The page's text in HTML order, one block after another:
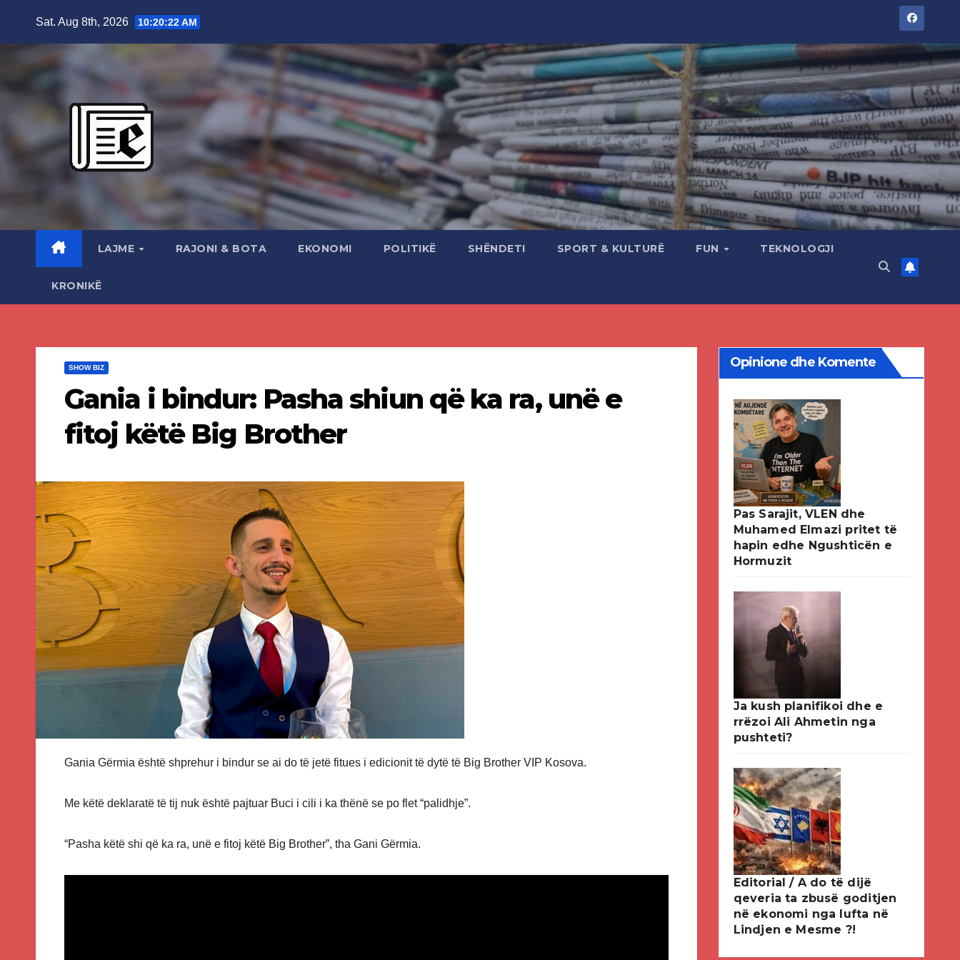
Sat. Aug 8th, 2026 10:20:24 AM
LAJME RAJONI & BOTA EKONOMI POLITIKË SHËNDETI SPORT & KULTURË FUN TEKNOLOGJI
KRONIKË
SHOW BIZ
Gania i bindur: Pasha shiun që ka ra, unë e
fitoj këtë Big Brother
Gania Gërmia është shprehur i bindur se ai do të jetë fitues i edicionit të dytë të Big Brother VIP Kosova.
Me këtë deklaratë të tij nuk është pajtuar Buci i cili i ka thënë se po flet “palidhje”.
“Pasha këtë shi që ka ra, unë e fitoj këtë Big Brother”, tha Gani Gërmia.
Opinione dhe Komente
Pas Sarajit, VLEN dhe
Muhamed Elmazi pritet të
hapin edhe Ngushticën e
Hormuzit
Ja kush planifikoi dhe e
rrëzoi Ali Ahmetin nga
pushteti?
Editorial / A do të dijë
qeveria ta zbusë goditjen
në ekonomi nga lufta në
Lindjen e Mesme ?!